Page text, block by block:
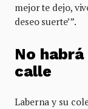
mejor te dejo,
deseo suerte’”.
No
calle
Laberna y su